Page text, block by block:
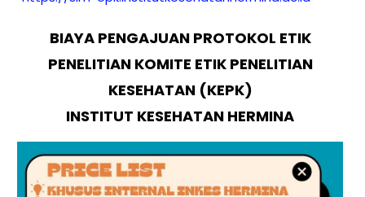
BIAYA PENGAJUAN PROTOKOL ETIK
PENELITIAN KOMITE ETIK PENELITIAN
KESEHATAN (KEPK)
INSTITUT KESEHATAN HERMINA